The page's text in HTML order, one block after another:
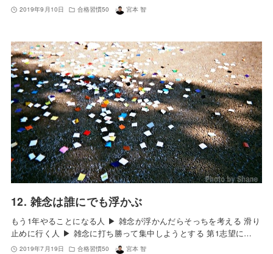
2019年9月10日 合格習慣50 宮本 智
12. 雑念は誰にでも浮かぶ
もう1年やることになる人 ▶︎ 雑念が浮かんだらそっちを考える 滑り
止めに行く人 ▶︎ 雑念に打ち勝って集中しようとする 第1志望に…
2019年7月19日 合格習慣50 宮本 智